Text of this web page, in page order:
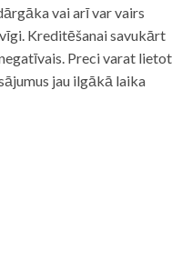
vai arī var vairs
Kreditēšanai savukārt
Preci varat lietot
jau ilgākā laika